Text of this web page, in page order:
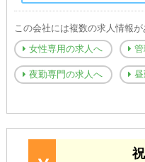
この会社には複数の求人情報が
女性専用の求人へ
夜勤専門の求人へ